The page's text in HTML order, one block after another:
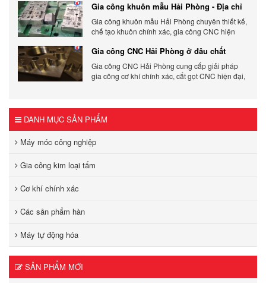
và tiến độ.
Gia công khuôn mẫu Hải Phòng - Địa chỉ
gia công chất lượng
Gia công khuôn mẫu Hải Phòng chuyên thiết kế,
chế tạo khuôn chính xác, gia công CNC hiện
tranh.
Gia công CNC Hải Phòng ở đâu chất
lượng, giá tốt?
Gia công CNC Hải Phòng cung cấp giải pháp
gia công cơ khí chính xác, cắt gọt CNC hiện đại,
DANH MỤC SẢN PHẨM
Máy móc công nghiệp
Gia công kim loại tấm
Cơ khí chính xác
Các sản phẩm hàn
Máy tự động hóa
SẢN PHẨM MỚI